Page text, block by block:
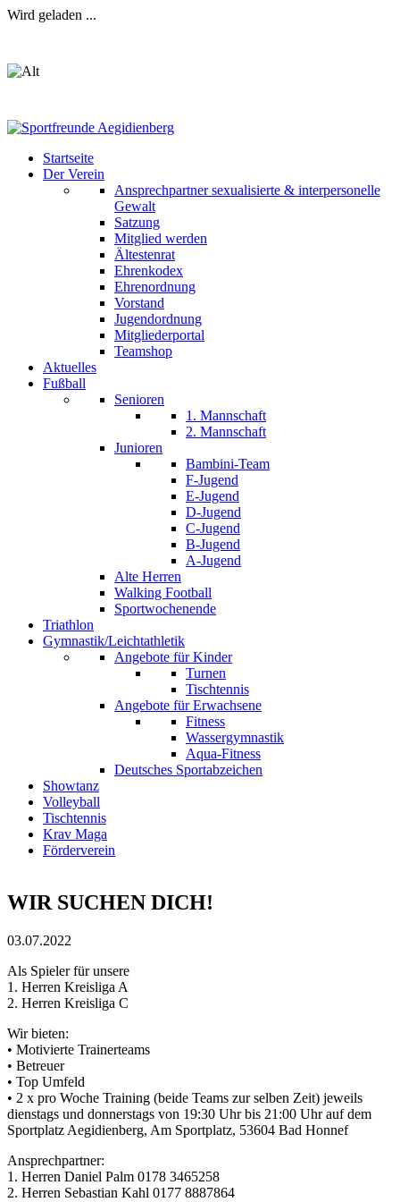
Wird geladen ...
Startseite
Der Verein
Ansprechpartner sexualisierte & interpersonelle
Gewalt
Satzung
Mitglied werden
Ältestenrat
Ehrenkodex
Ehrenordnung
Vorstand
Jugendordnung
Mitgliederportal
Teamshop
Aktuelles
Fußball
Senioren
1. Mannschaft
2. Mannschaft
Junioren
Bambini-Team
F-Jugend
E-Jugend
D-Jugend
C-Jugend
B-Jugend
A-Jugend
Alte Herren
Walking Football
Sportwochenende
Triathlon
Gymnastik/Leichtathletik
Angebote für Kinder
Turnen
Tischtennis
Angebote für Erwachsene
Fitness
Wassergymnastik
Aqua-Fitness
Deutsches Sportabzeichen
Showtanz
Volleyball
Tischtennis
Krav Maga
Förderverein
WIR SUCHEN DICH!
03.07.2022
Als Spieler für unsere
1. Herren Kreisliga A
2. Herren Kreisliga C
Wir bieten:
• Motivierte Trainerteams
• Betreuer
• Top Umfeld
• 2 x pro Woche Training (beide Teams zur selben Zeit) jeweils
dienstags und donnerstags von 19:30 Uhr bis 21:00 Uhr auf dem
Sportplatz Aegidienberg, Am Sportplatz, 53604 Bad Honnef
Ansprechpartner:
1. Herren Daniel Palm 0178 3465258
2. Herren Sebastian Kahl 0177 8887864